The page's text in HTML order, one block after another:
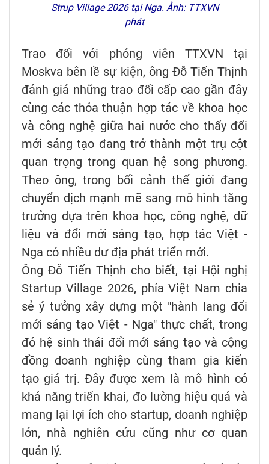
Strup Village 2026 tại Nga. Ảnh: TTXVN
phát
Trao đổi với phóng viên TTXVN tại
Moskva bên lề sự kiện, ông Đỗ Tiến Thịnh
đánh giá những trao đổi cấp cao gần đây
cùng các thỏa thuận hợp tác về khoa học
và công nghệ giữa hai nước cho thấy đổi
mới sáng tạo đang trở thành một trụ cột
quan trọng trong quan hệ song phương.
Theo ông, trong bối cảnh thế giới đang
chuyển dịch mạnh mẽ sang mô hình tăng
trưởng dựa trên khoa học, công nghệ, dữ
liệu và đổi mới sáng tạo, hợp tác Việt -
Nga có nhiều dư địa phát triển mới.
Ông Đỗ Tiến Thịnh cho biết, tại Hội nghị
Startup Village 2026, phía Việt Nam chia
sẻ ý tưởng xây dựng một "hành lang đổi
mới sáng tạo Việt - Nga" thực chất, trong
đó hệ sinh thái đổi mới sáng tạo và cộng
đồng doanh nghiệp cùng tham gia kiến
tạo giá trị. Đây được xem là mô hình có
khả năng triển khai, đo lường hiệu quả và
mang lại lợi ích cho startup, doanh nghiệp
lớn, nhà nghiên cứu cũng như cơ quan
quản lý.